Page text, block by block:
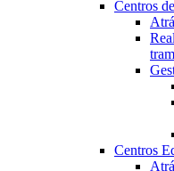
Centros
Centros